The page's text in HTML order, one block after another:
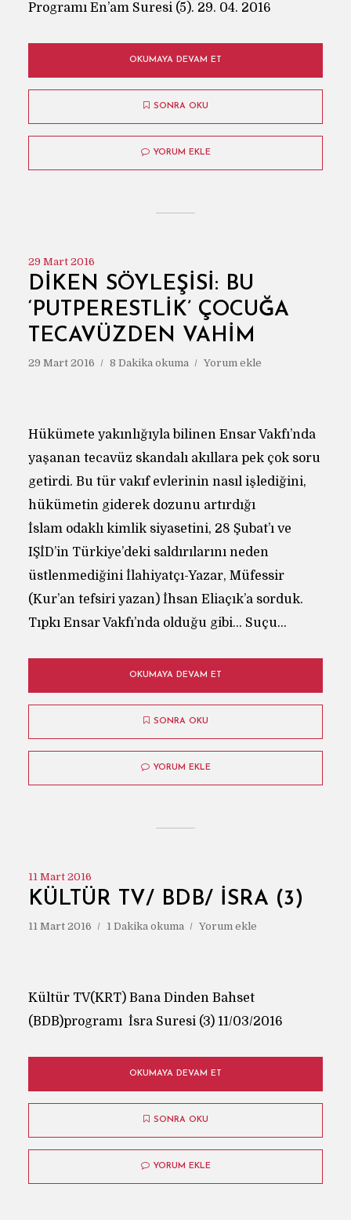
Programı En’am Suresi (5). 29. 04. 2016
OKUMAYA DEVAM ET
SONRA OKU
YORUM EKLE
29 Mart 2016
DİKEN SÖYLEŞİSİ: BU
‘PUTPERESTLIK’ ÇOCUĞA
TECAVÜZDEN VAHIM
29 Mart 2016 8 Dakika okuma Yorum ekle
Hükümete yakınlığıyla bilinen Ensar Vakfı’nda
yaşanan tecavüz skandalı akıllara pek çok soru
getirdi. Bu tür vakıf evlerinin nasıl işlediğini,
hükümetin giderek dozunu artırdığı
İslam odaklı kimlik siyasetini, 28 Şubat’ı ve
IŞİD’in Türkiye’deki saldırılarını neden
üstlenmediğini İlahiyatçı-Yazar, Müfessir
(Kur’an tefsiri yazan) İhsan Eliaçık’a sorduk.
Tıpkı Ensar Vakfı’nda olduğu gibi… Suçu...
OKUMAYA DEVAM ET
SONRA OKU
YORUM EKLE
11 Mart 2016
KÜLTÜR TV/ BDB/ İSRA (3)
11 Mart 2016 1 Dakika okuma Yorum ekle
Kültür TV(KRT) Bana Dinden Bahset
(BDB)programı İsra Suresi (3) 11/03/2016
OKUMAYA DEVAM ET
SONRA OKU
YORUM EKLE